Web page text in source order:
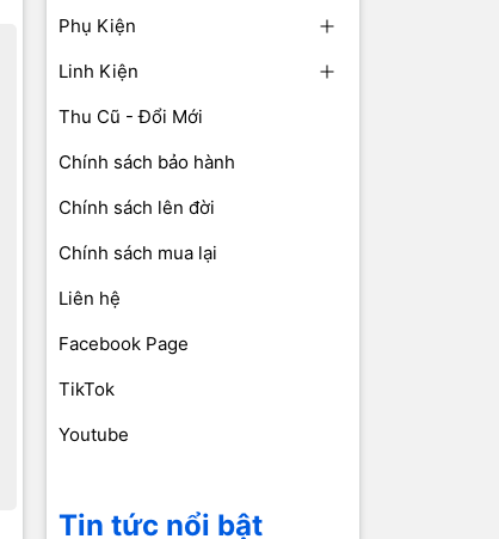
Phụ Kiện
Linh Kiện
Thu Cũ - Đổi Mới
Chính sách bảo hành
Chính sách lên đời
Chính sách mua lại
Liên hệ
Facebook Page
TikTok
Youtube
Tin tức nổi bật